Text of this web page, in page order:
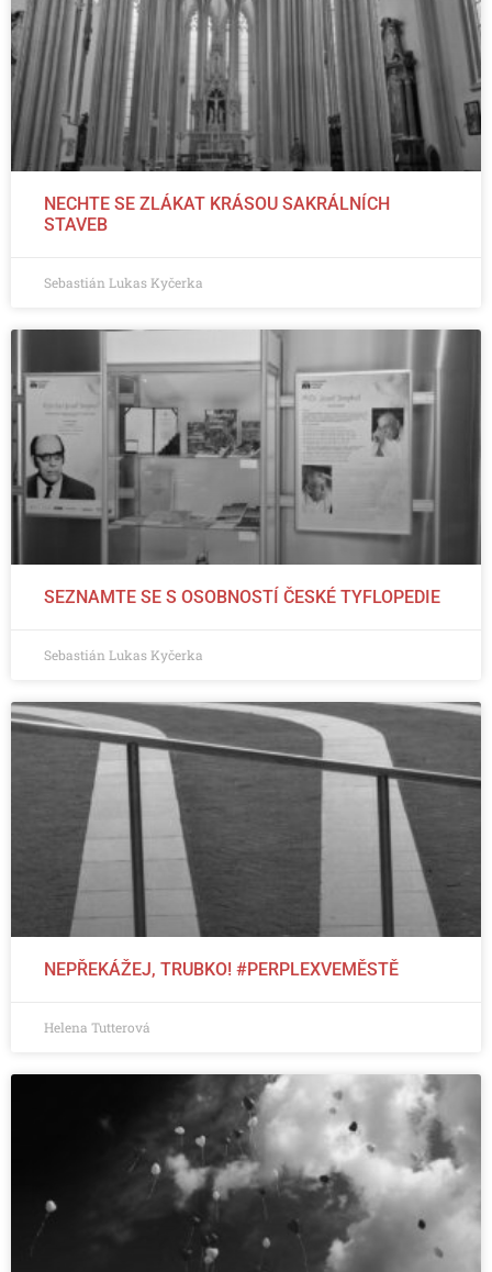
NECHTE SE ZLÁKAT KRÁSOU SAKRÁLNÍCH
STAVEB
Sebastián Lukas Kyčerka
SEZNAMTE SE S OSOBNOSTÍ ČESKÉ TYFLOPEDIE
Sebastián Lukas Kyčerka
NEPŘEKÁŽEJ, TRUBKO! #PERPLEXVEMĚSTĚ
Helena Tutterová